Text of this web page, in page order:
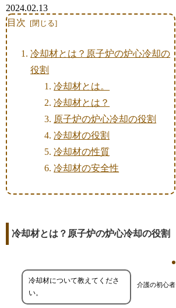
2024.02.13
目次
冷却材とは？原子炉の炉心冷却の
役割
冷却材とは。
冷却材とは？
原子炉の炉心冷却の役割
冷却材の役割
冷却材の性質
冷却材の安全性
冷却材とは？原子炉の炉心冷却の役割
介護の初心者
冷却材について教えてくださ
い。